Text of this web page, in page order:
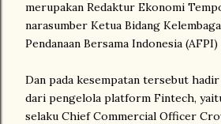
merupakan Redaktur Ekonomi
narasumber Ketua Bidang
Pendanaan Bersama Indonesia
Dan pada kesempatan tersebut
dari pengelola platform Fintech,
selaku Chief Commercial Officer